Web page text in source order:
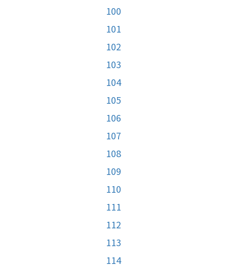
100
101
102
103
104
105
106
107
108
109
110
111
112
113
114